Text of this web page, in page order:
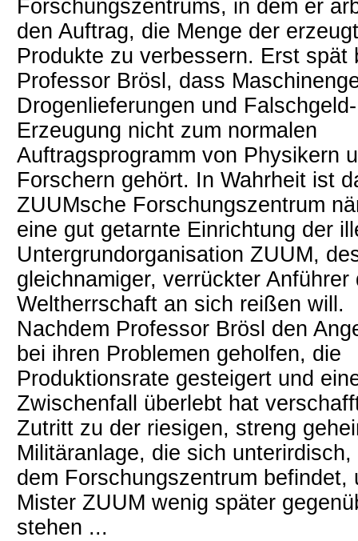
Forschungszentrums, in dem er
den Auftrag, die Menge der
Produkte zu verbessern. Erst spät
Professor Brösl, dass
Drogenlieferungen und Falschgeld-
Erzeugung nicht zum normalen
Auftragsprogramm von Physikern
Forschern gehört. In Wahrheit ist
ZUUMsche Forschungszentrum
eine gut getarnte Einrichtung der
Untergrundorganisation ZUUM,
gleichnamiger, verrückter Anführer
Weltherrschaft an sich reißen will.
Nachdem Professor Brösl den
bei ihren Problemen geholfen, die
Produktionsrate gesteigert und
Zwischenfall überlebt hat
Zutritt zu der riesigen, streng
Militäranlage, die sich unterirdisch,
dem Forschungszentrum befindet,
Mister ZUUM wenig später
stehen ...